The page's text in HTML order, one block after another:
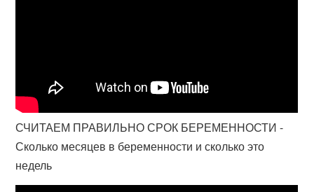
СЧИТАЕМ ПРАВИЛЬНО СРОК БЕРЕМЕННОСТИ -
Сколько месяцев в беременности и сколько это
недель